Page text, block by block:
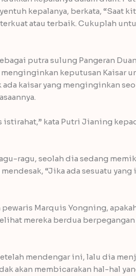
kepalanya, berkata, “Saat
atau terbaik. Cukuplah
putra sulung Pangeran
keputusan Kaisar
kaisar yang menginginkan
istirahat,” kata Putri Jianing
ragu, seolah dia sedang
“Jika ada sesuatu yang
Marquis Yongning,
mereka berdua
mendengar ini, lalu dia
akan membicarakan hal-hal